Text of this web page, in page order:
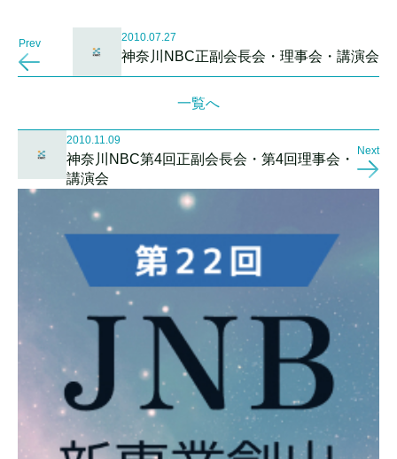
Prev 2010.07.27
神奈川NBC正副会長会・理事会・講演会
一覧へ
2010.11.09
神奈川NBC第4回正副会長会・第4回理事会・
講演会
Next